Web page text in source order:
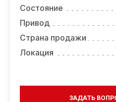
Состояние
Привод
Страна продажи
Локация
ЗАДАТЬ